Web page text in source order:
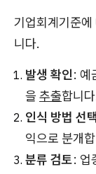
기업회계기준에
니다.
발생 확인: 예
을 추출합니
인식 방법 선택
익으로 분개
분류 검토: 업